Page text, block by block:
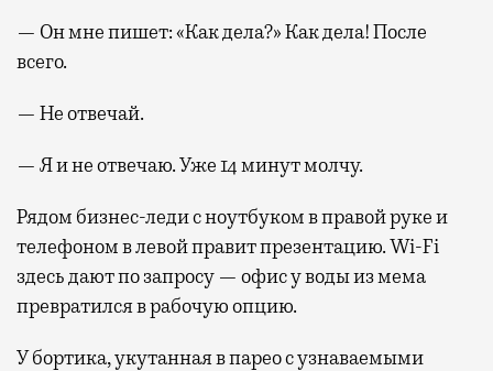
— Он мне пишет: «Как дела?» Как дела! После
всего.
— Не отвечай.
— Я и не отвечаю. Уже 14 минут молчу.
Рядом бизнес-леди с ноутбуком в правой руке и
телефоном в левой правит презентацию. Wi-Fi
здесь дают по запросу — офис у воды из мема
превратился в рабочую опцию.
У бортика, укутанная в парео с узнаваемыми